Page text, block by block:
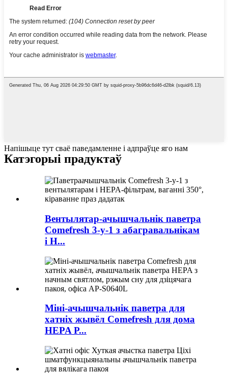
Напішыце тут сваё паведамленне і адпраўце яго нам
Катэгорыі прадуктаў
Вентылятар-ачышчальнік паветра
Comefresh 3-у-1 з абагравальнікам
і H...
Міні-ачышчальнік паветра для
хатніх жывёл Comefresh для дома
HEPA P...